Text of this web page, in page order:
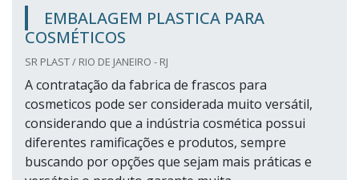
EMBALAGEM PLASTICA PARA
COSMÉTICOS
SR PLAST / RIO DE JANEIRO - RJ
A contratação da fabrica de frascos para
cosmeticos pode ser considerada muito versátil,
considerando que a indústria cosmética possui
diferentes ramificações e produtos, sempre
buscando por opções que sejam mais práticas e